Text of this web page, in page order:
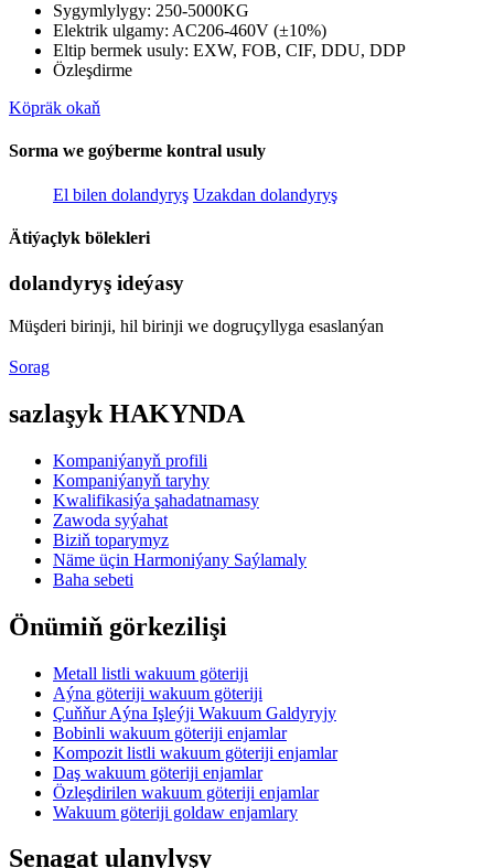
Sygymlylygy: 250-5000KG
Elektrik ulgamy: AC206-460V (±10%)
Eltip bermek usuly: EXW, FOB, CIF, DDU, DDP
Özleşdirme
Köpräk okaň
Sorma we goýberme kontral usuly
El bilen dolandyryş Uzakdan dolandyryş
Ätiýaçlyk bölekleri
dolandyryş ideýasy
Müşderi birinji, hil birinji we dogruçyllyga esaslanýan
Sorag
sazlaşyk HAKYNDA
Kompaniýanyň profili
Kompaniýanyň taryhy
Kwalifikasiýa şahadatnamasy
Zawoda syýahat
Biziň toparymyz
Näme üçin Harmoniýany Saýlamaly
Baha sebeti
Önümiň görkezilişi
Metall listli wakuum göteriji
Aýna göteriji wakuum göteriji
Çuňňur Aýna Işleýji Wakuum Galdyryjy
Bobinli wakuum göteriji enjamlar
Kompozit listli wakuum göteriji enjamlar
Daş wakuum göteriji enjamlar
Özleşdirilen wakuum göteriji enjamlar
Wakuum göteriji goldaw enjamlary
Senagat ulanylyşy